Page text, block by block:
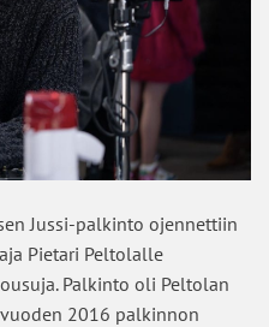
Jussi-palkinto ojennettiin
Pietari Peltolalle
Palkinto oli Peltolan
2016 palkinnon